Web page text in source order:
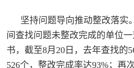
旅
红
色
文
关
于
坚持问题导向推动整改落实
间查找问题未整改完成的单位
书，截至8月20日，去年查找的
526个，整改完成率达93%；再